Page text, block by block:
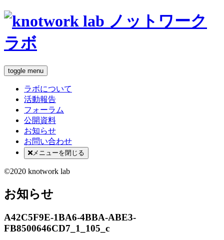
toggle menu
ラボについて
活動報告
フォーラム
公開資料
お知らせ
お問い合わせ
メニューを閉じる
©2020 knotwork lab
お知らせ
A42C5F9E-1BA6-4BBA-ABE3-
FB8500646CD7_1_105_c